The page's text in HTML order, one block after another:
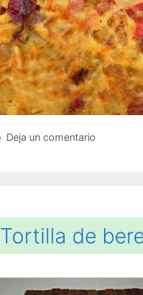
Deja un comentario
Tortilla de